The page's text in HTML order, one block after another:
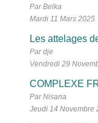
Par Belka
Mardi 11 Mars 2025
Les attelages
Par dje
Vendredi 29
COMPLEXE
Par Nisana
Jeudi 14 Novembre